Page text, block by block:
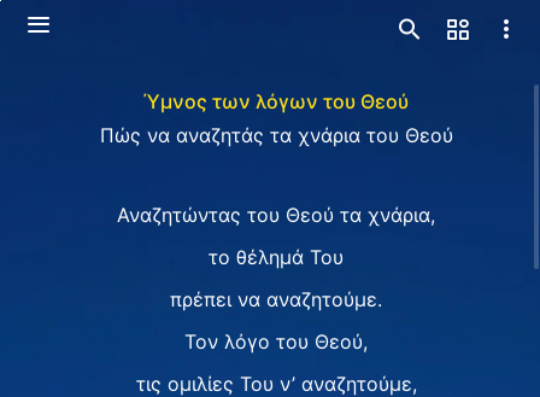
Ύμνος των λόγων του Θεού
Πώς να αναζητάς τα χνάρια του Θεού
Αναζητώντας του Θεού τα χνάρια,
τo θέλημά Του
πρέπει να αναζητούμε.
Τον λόγο του Θεού,
τις ομιλίες Του ν’ αναζητούμε,